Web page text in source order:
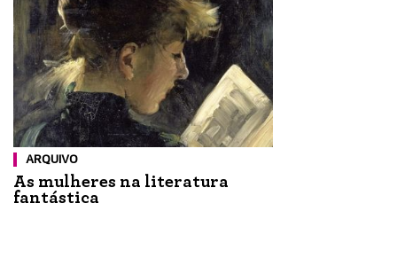
ARQUIVO
As mulheres na literatura
fantástica